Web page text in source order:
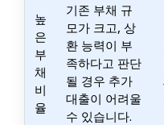
높
은
부
채
비
율
기존 부채 규
모가 크고, 상
환 능력이 부
족하다고 판단
될 경우 추가
대출이 어려울
수 있습니다.